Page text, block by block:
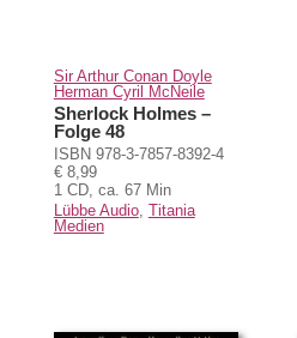
Sir Arthur Conan Doyle
Herman Cyril McNeile
Sherlock Holmes –
Folge 48
ISBN 978-3-7857-8392-4
€ 8,99
1 CD, ca. 67 Min
Lübbe Audio, Titania
Medien